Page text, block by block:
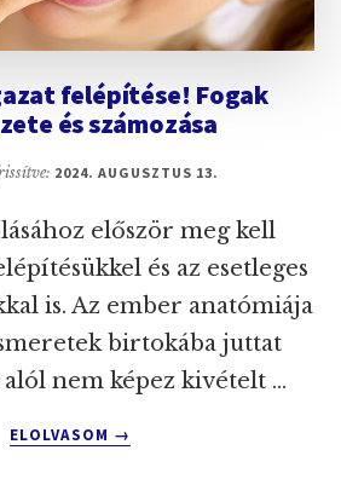
felépítése! Fogak
és számozása
2024. AUGUSZTUS 13.
először meg kell
és az esetleges
is. Az ember anatómiája
birtokába juttat
alól nem képez kivételt …
ELOLVASOM
EMBERI
→